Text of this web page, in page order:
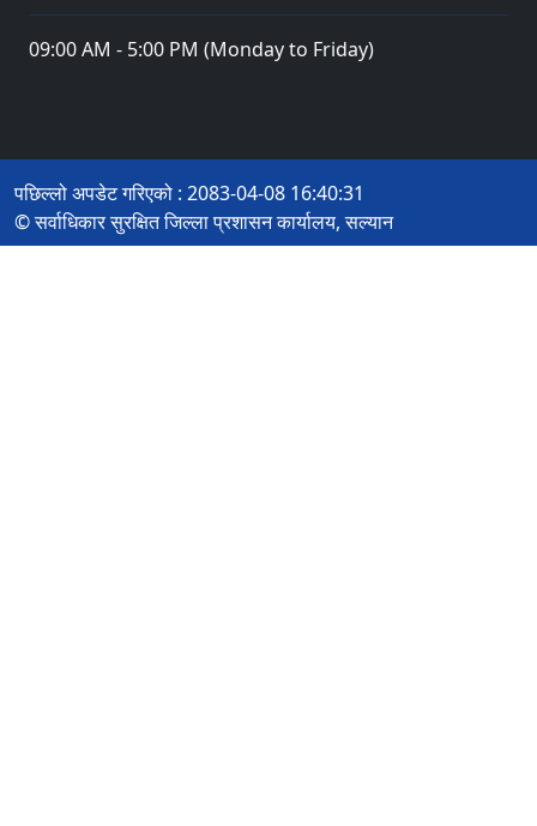
09:00 AM - 5:00 PM (Monday to Friday)
पछिल्लो अपडेट गरिएको : 2083-04-08 16:40:31
© सर्वाधिकार सुरक्षित जिल्ला प्रशासन कार्यालय, सल्यान